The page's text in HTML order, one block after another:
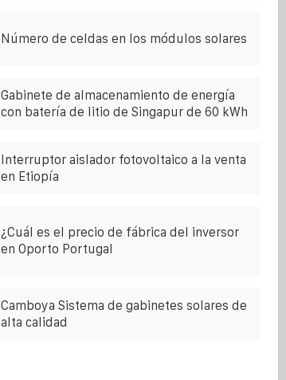
Número de celdas en los módulos solares
Gabinete de almacenamiento de energía
con batería de litio de Singapur de 60 kWh
Interruptor aislador fotovoltaico a la venta
en Etiopía
¿Cuál es el precio de fábrica del inversor
en Oporto Portugal
Camboya Sistema de gabinetes solares de
alta calidad